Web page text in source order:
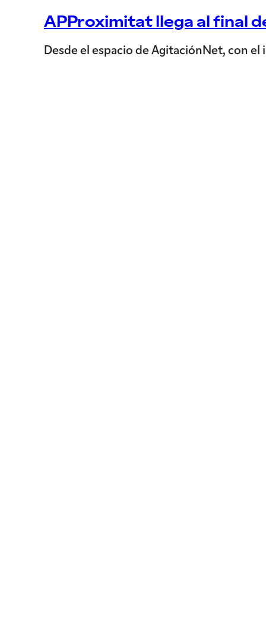
APProximitat llega al final
Desde el espacio de AgitaciónNet, con el